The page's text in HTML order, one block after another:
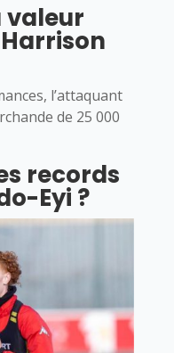
valeur
l’attaquant
de 25 000
records
Eyi ?